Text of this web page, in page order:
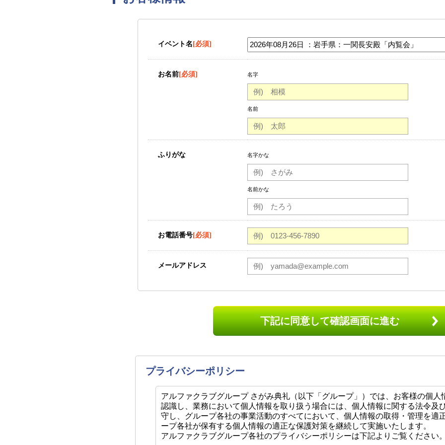
イベント名 [必須]
お名前[必須] 名字
名前
ふりがな 名字かな
名前かな
お電話番号[必須]
メールアドレス
下記に同意して確認画面に進む
プライバシーポリシー
アルファクラブグループ さがみ典礼（以下「グループ」）では、お客様の個人
認識し、業務において個人情報を取り扱う場合には、個人情報に関する法令及
守し、グループ各社の事業活動のすべてにおいて、個人情報の取得・管理を適
ープ各社が保有する個人情報の適正な保護対策を継続して実施いたします。
アルファクラブグループ各社のプライバシーポリシーは下記よりご覧ください